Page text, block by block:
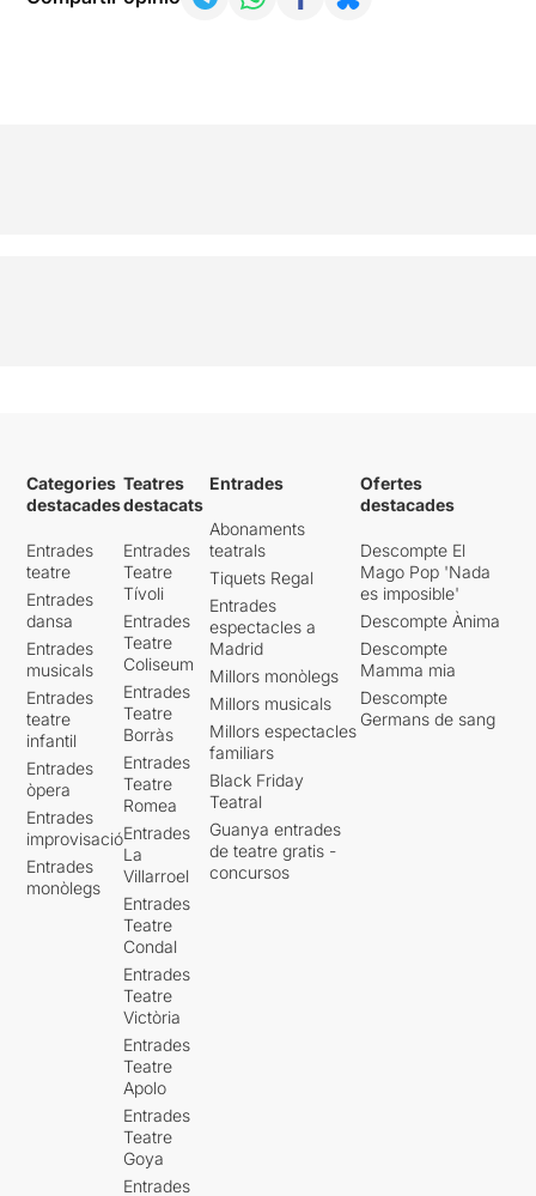
Categories
destacades
Entrades
teatre
Entrades
dansa
Entrades
musicals
Entrades
teatre
infantil
Entrades
òpera
Entrades
improvisació
Entrades
monòlegs
Teatres
destacats
Entrades
Teatre
Tívoli
Entrades
Teatre
Coliseum
Entrades
Teatre
Borràs
Entrades
Teatre
Romea
Entrades
La
Villarroel
Entrades
Teatre
Condal
Entrades
Teatre
Victòria
Entrades
Teatre
Apolo
Entrades
Teatre
Goya
Entrades
Entrades
Abonaments
teatrals
Tiquets Regal
Entrades
espectacles a
Madrid
Millors monòlegs
Millors musicals
Millors espectacles
familiars
Black Friday
Teatral
Guanya entrades
de teatre gratis -
concursos
Ofertes
destacades
Descompte El
Mago Pop 'Nada
es imposible'
Descompte Ànima
Descompte
Mamma mia
Descompte
Germans de sang